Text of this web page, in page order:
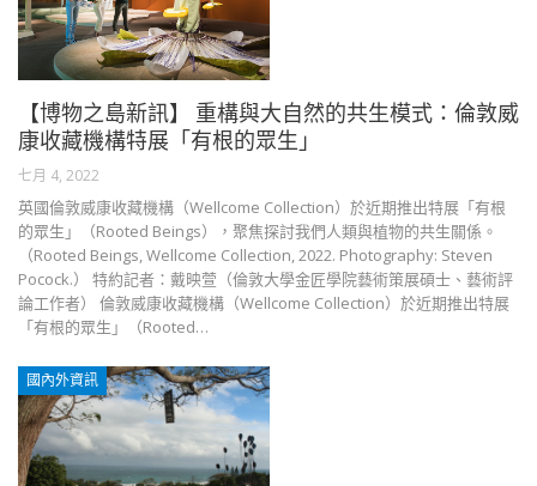
【博物之島新訊】 重構與大自然的共生模式：倫敦威
康收藏機構特展「有根的眾生」
七月 4, 2022
英國倫敦威康收藏機構（Wellcome Collection）於近期推出特展「有根
的眾生」（Rooted Beings），聚焦探討我們人類與植物的共生關係。
（Rooted Beings, Wellcome Collection, 2022. Photography: Steven
Pocock.） 特約記者：戴映萱（倫敦大學金匠學院藝術策展碩士、藝術評
論工作者） 倫敦威康收藏機構（Wellcome Collection）於近期推出特展
「有根的眾生」（Rooted…
國內外資訊